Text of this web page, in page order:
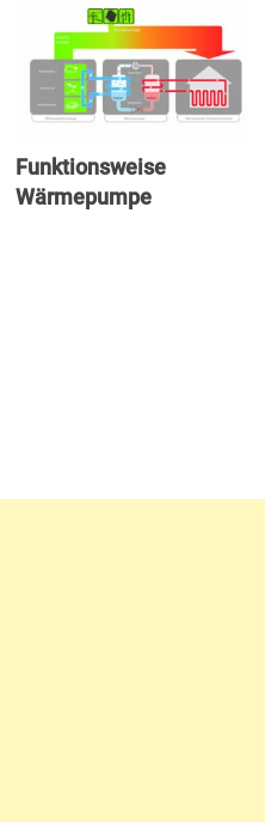
Funktionsweise
Wärmepumpe